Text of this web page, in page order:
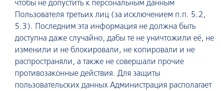
чтобы не допустить к персональным данным
Пользователя третьих лиц (за исключением п.п. 5.2,
5.3). Последним эта информация не должна быть
доступна даже случайно, дабы те не уничтожили её, не
изменили и не блокировали, не копировали и не
распространяли, а также не совершали прочие
противозаконные действия. Для защиты
пользовательских данных Администрация располагает